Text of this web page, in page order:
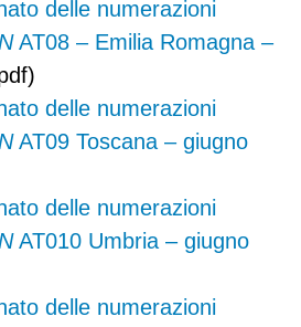
delle numerazioni
AT08 – Emilia Romagna –
delle numerazioni
AT09 Toscana – giugno
delle numerazioni
AT010 Umbria – giugno
delle numerazioni